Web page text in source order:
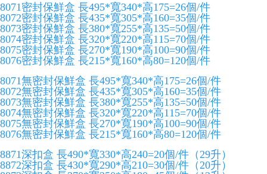
8071密封保鮮盒 長495*寬340*高175=26個/件
8072密封保鮮盒 長435*寬305*高160=35個/件
8073密封保鮮盒 長380*寬255*高135=50個/件
8074密封保鮮盒 長320*寬220*高115=70個/件
8075密封保鮮盒 長270*寬190*高100=90個/件
8076密封保鮮盒 長215*寬160*高80=120個/件
8071無密封保鮮盒 長495*寬340*高175=26個/件
8072無密封保鮮盒 長435*寬305*高160=35個/件
8073無密封保鮮盒 長380*寬255*高135=50個/件
8074無密封保鮮盒 長320*寬220*高115=70個/件
8075無密封保鮮盒 長270*寬190*高100=90個/件
8076無密封保鮮盒 長215*寬160*高80=120個/件
8871深扣盒 長490*寬330*高240=20個/件（29升）
8872深扣盒 長430*寬290*高210=30個/件（20升）